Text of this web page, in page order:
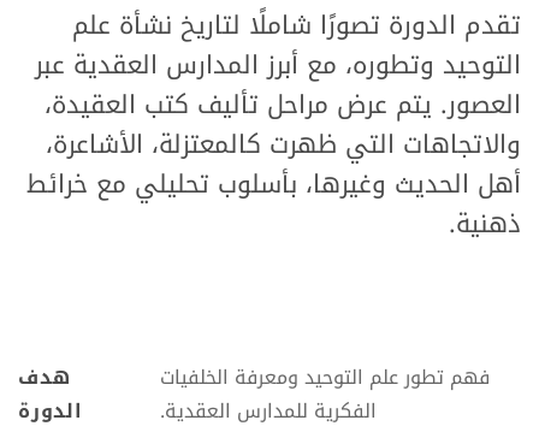
تقدم الدورة تصورًا شاملًا لتاريخ نشأة علم
التوحيد وتطوره، مع أبرز المدارس العقدية عبر
العصور. يتم عرض مراحل تأليف كتب العقيدة،
والاتجاهات التي ظهرت كالمعتزلة، الأشاعرة،
أهل الحديث وغيرها، بأسلوب تحليلي مع خرائط
ذهنية.
هدف
الدورة
فهم تطور علم التوحيد ومعرفة الخلفيات
الفكرية للمدارس العقدية.